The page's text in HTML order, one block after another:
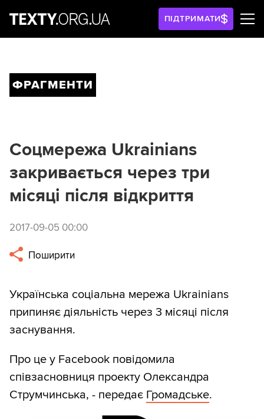
ПІДТРИМАТИ
ФРАГМЕНТИ
Соцмережа Ukrainians
закривається через три
місяці після відкриття
2017-09-05 00:00
Поширити
Українська соціальна мережа Ukrainians
припиняє діяльність через 3 місяці після
заснування.
Про це у Facebook повідомила
співзасновниця проекту Олександра
Струмчинська, - передає Громадське.